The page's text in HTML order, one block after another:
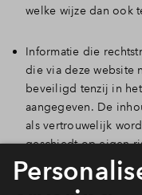
welke wijze dan ook
Informatie die
die via deze website
beveiligd tenzij in
aangegeven. De
als vertrouwelijk
geschiedt op eigen
Deze website richt